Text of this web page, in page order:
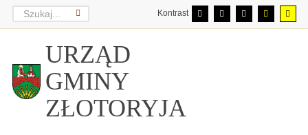
Kontrast
URZĄD
GMINY
ZŁOTORYJA